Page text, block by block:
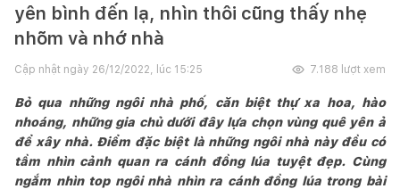
yên bình đến lạ, nhìn thôi cũng thấy nhẹ
nhõm và nhớ nhà
Cập nhật ngày 26/12/2022, lúc 15:25 7.188 lượt xem
Bỏ qua những ngôi nhà phố, căn biệt thự xa hoa, hào
nhoáng, những gia chủ dưới đây lựa chọn vùng quê yên ả
để xây nhà. Điểm đặc biệt là những ngôi nhà này đều có
tầm nhìn cảnh quan ra cánh đồng lúa tuyệt đẹp. Cùng
ngắm nhìn top ngôi nhà nhìn ra cánh đồng lúa trong bài